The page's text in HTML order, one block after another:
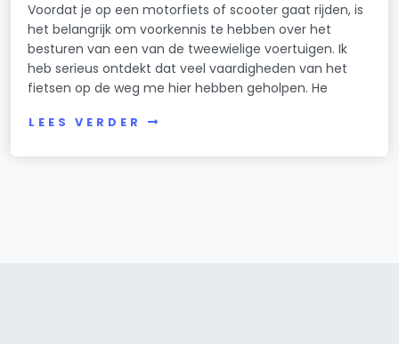
Voordat je op een motorfiets of scooter gaat rijden, is
het belangrijk om voorkennis te hebben over het
besturen van een van de tweewielige voertuigen. Ik
heb serieus ontdekt dat veel vaardigheden van het
fietsen op de weg me hier hebben geholpen. He
LEES VERDER